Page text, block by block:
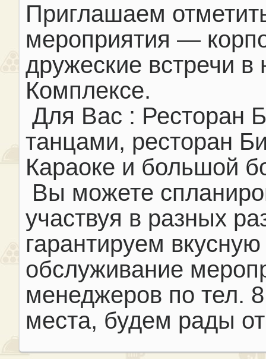
Приглашаем
мероприятия —
дружеские встречи
Комплексе.
Для Вас : Ресторан
танцами, ресторан
Караоке и большой
Вы можете
участвуя в разных
гарантируем
обслуживание
менеджеров по тел.
места, будем рады